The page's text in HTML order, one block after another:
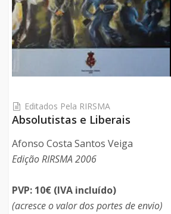
Editados Pela RIRSMA
Absolutistas e Liberais
Afonso Costa Santos Veiga
Edição RIRSMA 2006
PVP: 10€ (IVA incluído)
(acresce o valor dos portes de envio)